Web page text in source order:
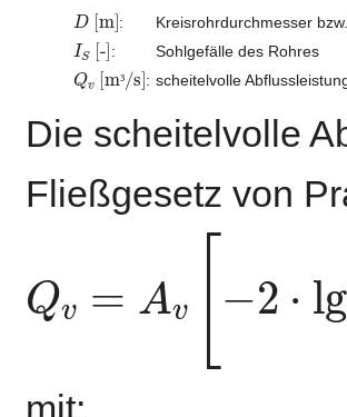
D [m]: Kreisrohrdurchmesser
IS [-]: Sohlgefälle des Rohres
Q [m³/s]: scheitelvolle
Die scheitelvolle
Fließgesetz von
Q v[ lg 251
mit: